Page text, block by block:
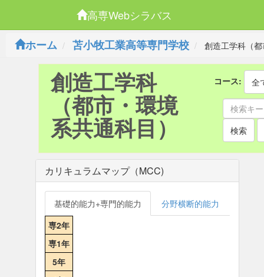
高専Webシラバス
ホーム
苫小牧工業高等専門学校 創造工学科（
創造工学科
（都市・環境
系共通科目）
コース: 全
検索
カリキュラムマップ（MCC)
基礎的能力+専門的能力
分野横断的能力
専2年
専1年
5年